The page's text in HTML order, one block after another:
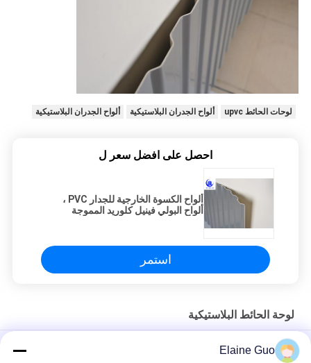
لوحات الحائط upvc ألواح الجدران البلاستيكية ألواح الجدران البلاستيكية
احصل على افضل سعر ل
ألواح الكسوة الخارجية للجدار PVC ،
ألواح البولي فينيل كلوريد المموجة
استمر
لوحة الحائط البلاستيكية
البناءElaine Guo